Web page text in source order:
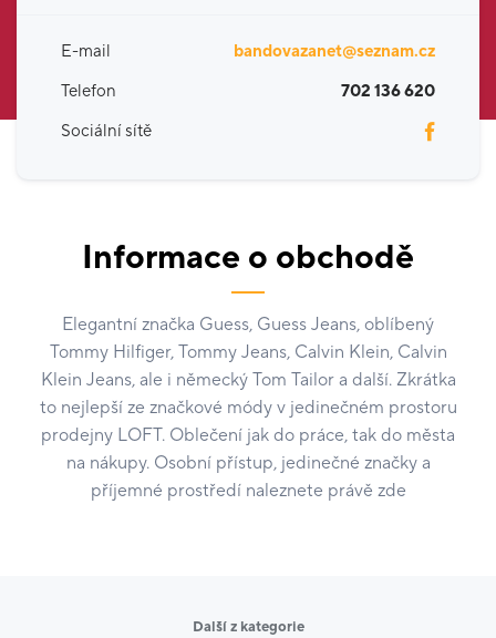
E-mail
bandovazanet@seznam.cz
Telefon
702 136 620
Sociální sítě
Informace o obchodě
Elegantní značka Guess, Guess Jeans, oblíbený
Tommy Hilfiger, Tommy Jeans, Calvin Klein, Calvin
Klein Jeans, ale i německý Tom Tailor a další. Zkrátka
to nejlepší ze značkové módy v jedinečném prostoru
prodejny LOFT. Oblečení jak do práce, tak do města
na nákupy. Osobní přístup, jedinečné značky a
příjemné prostředí naleznete právě zde
Další z kategorie